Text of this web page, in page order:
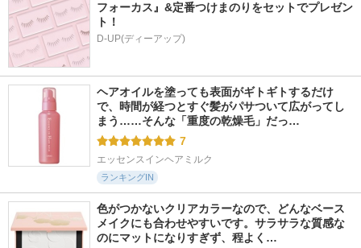
フォーカス』&定番つけまのりをセットでプレゼン
ト！
D-UP(ディーアップ)
ヘアオイルを塗っても表面がギトギトするだけ
で、時間が経つとすぐ髪がパサついて広がってし
まう……そんな「重度の乾燥毛」だっ…
7
エッセンスインヘアミルク
ランキングIN
色がつかないクリアカラーなので、どんなベース
メイクにも合わせやすいです。サラサラな質感な
のにマットになりすぎず、程よく…